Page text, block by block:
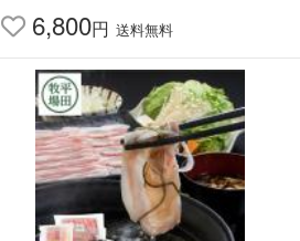
(代引不可) (TD)
6,800円 送料無料